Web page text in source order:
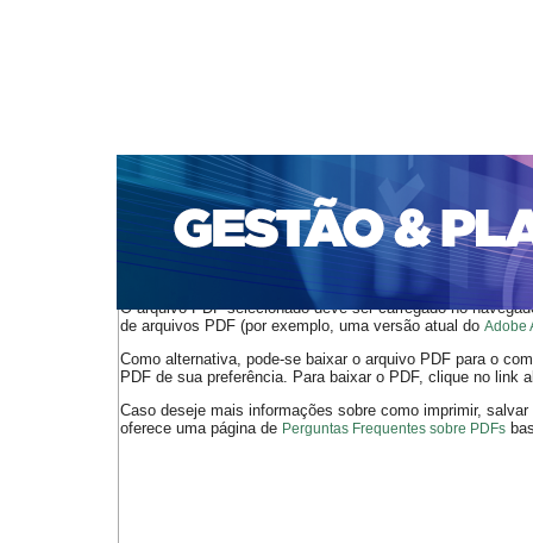
CAPA SOBRE ACESSO CADASTRO
PORTAL DE REVISTAS DA UNIFACS
SUBMISSÕES
PARA SUBMISSÃO DE ARTIGOS
TUTORIAL PARA
Capa v. 22, jan./dez. 2021> Rodrigues
O arquivo PDF selecionado deve ser carregado no
de arquivos PDF (por exemplo, uma versão atual do Adobe
Como alternativa, pode-se baixar o arquivo PDF para o
PDF de sua preferência. Para baixar o PDF, clique no link
Caso deseje mais informações sobre como imprimir,
oferece uma página de Perguntas Frequentes sobre PDFs